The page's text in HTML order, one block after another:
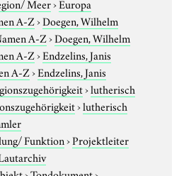
Meer›Europa
A-Z›Doegen, Wilhelm
A-Z›Doegen, Wilhelm
A-Z›Endzelins, Janis
A-Z›Endzelins, Janis
›lutherisch
›lutherisch
Funktion›Projektleiter